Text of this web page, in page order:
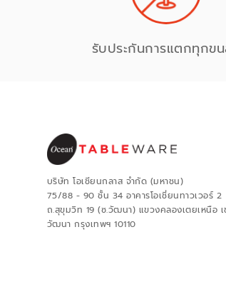
รับประกันการแตกทุกข
บริษัท โอเชียนกลาส จำกัด (มหาชน)
75/88 - 90 ชั้น 34 อาคารโอเชี่ยนทาวเวอร์ 2
ถ.สุขุมวิท 19 (ซ.วัฒนา) แขวงคลองเตยเหนือ
วัฒนา กรุงเทพฯ 10110